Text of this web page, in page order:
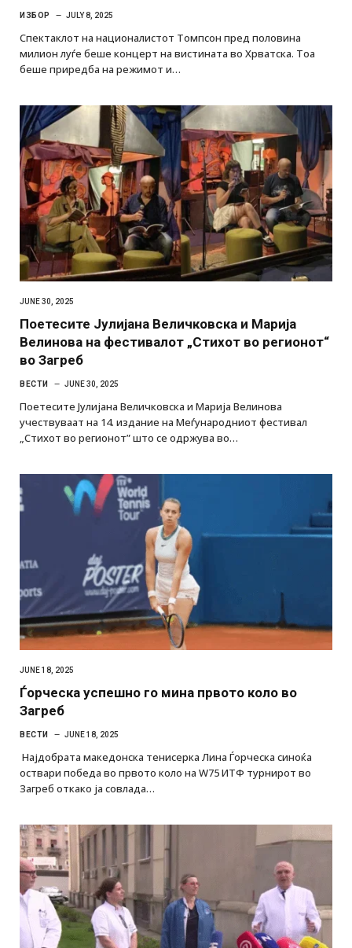
ИЗБОР JULY 8, 2025
Спектаклот на националистот Томпсон пред половина
милион луѓе беше концерт на вистината во Хрватска. Тоа
беше приредба на режимот и…
JUNE 30, 2025
Поетесите Јулијана Величковска и Марија
Велинова на фестивалот „Стихот во регионот“
во Загреб
ВЕСТИ JUNE 30, 2025
Поетесите Јулијана Величковска и Марија Велинова
учествуваат на 14. издание на Меѓународниот фестивал
„Стихот во регионот” што се одржува во…
JUNE 18, 2025
Ѓорческа успешно го мина првото коло во
Загреб
ВЕСТИ JUNE 18, 2025
Најдобрата македонска тенисерка Лина Ѓорческа синоќа
оствари победа во првото коло на W75 ИТФ турнирот во
Загреб откако ја совлада…